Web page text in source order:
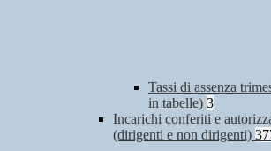
Tassi di assenza
in tabelle) 3
Incarichi conferiti e
(dirigenti e non dirigenti)